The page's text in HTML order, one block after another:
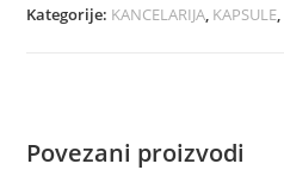
Kategorije: KANCELARIJA, KAPSULE,
Povezani proizvodi